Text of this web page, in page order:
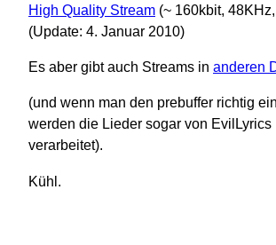
High Quality Stream (~ 160kbit,
(Update: 4. Januar 2010)
Es aber gibt auch Streams in anderen
(und wenn man den prebuffer richtig
werden die Lieder sogar von EvilLyrics
verarbeitet).
Kühl.